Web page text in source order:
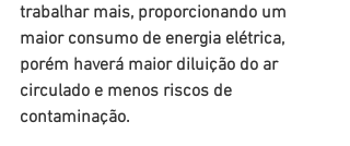
trabalhar mais, proporcionando um
maior consumo de energia elétrica,
porém haverá maior diluição do ar
circulado e menos riscos de
contaminação.